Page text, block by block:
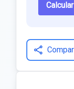
Calcular